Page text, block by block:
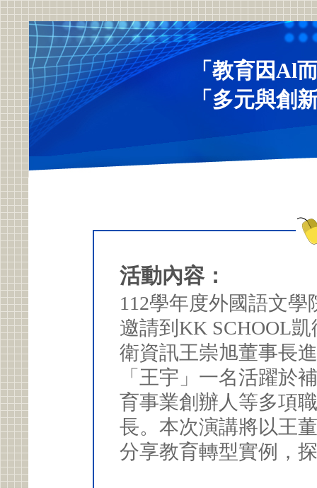
「教育因Al
「多元與創
活動內容：
112學年度外國語文
邀請到KK SCHOOL
衛資訊王崇旭董事長
「王宇」一名活躍於
育事業創辦人等多項
長。本次演講將以王
分享教育轉型實例，